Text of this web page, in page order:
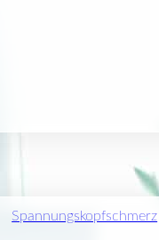
Spannungskopfschmerz